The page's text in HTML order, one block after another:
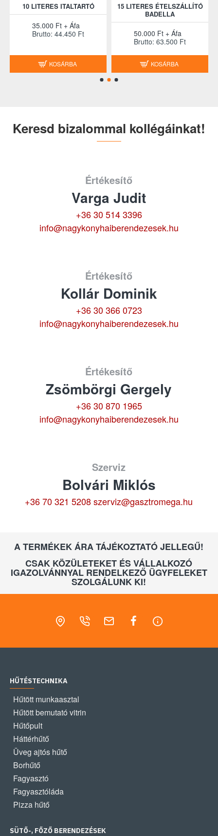
10 LITERES ITALTARTÓ
35.000 Ft + Áfa
Brutto: 44.450 Ft
KOSÁRBA
15 LITERES ÉTELSZÁLLÍTÓ
BADELLA
50.000 Ft + Áfa
Brutto: 63.500 Ft
KOSÁRBA
Keresd bizalommal kollégáinkat!
Értékesítő
Varga Judit
+36 30 514 3396
info@nagykonyhaiberendezesek.hu
Értékesítő
Kollár Dominik
+36 30 366 0723
info@nagykonyhaiberendezesek.hu
Értékesítő
Zsömbörgi Gergely
+36 30 870 1965
info@nagykonyhaiberendezesek.hu
Szerviz
Bolvári Miklós
+36 70 321 5208 szerviz@gasztromega.hu
A TERMÉKEK ÁRA TÁJÉKOZTATÓ JELLEGŰ!
CSAK KÖZÜLETEKET ÉS VÁLLALKOZÓ
IGAZOLVÁNNYAL RENDELKEZŐ ÜGYFELEKET
SZOLGÁLUNK KI!
HŰTÉSTECHNIKA
Hűtött munkaasztal
Hűtött bemutató vitrin
Hűtőpult
Háttérhűtő
Üveg ajtós hűtő
Borhűtő
Fagyasztó
Fagyasztóláda
Pizza hűtő
SÜTŐ-, FŐZŐ BERENDEZÉSEK